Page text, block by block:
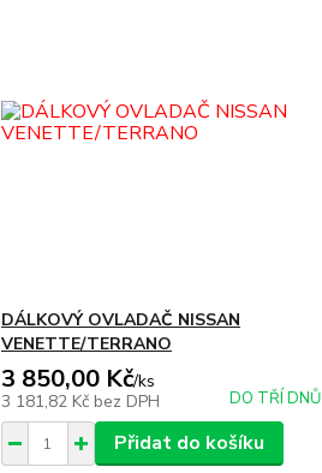
DÁLKOVÝ OVLADAČ NISSAN
VENETTE/TERRANO
3 850,00 Kč/ks
3 181,82 Kč bez DPH DO TŘÍ DNŮ
Přidat do košíku